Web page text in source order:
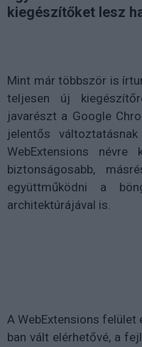
kiegészítőket lesz
Mint már többször is
teljesen új
javarészt a Google
jelentős
WebExtensions
biztonságosabb,
együttműködni a
architektúrájával is.
A WebExtensions
ban vált elérhetővé, a